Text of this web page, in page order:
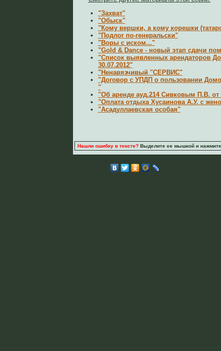
"Захват"
"Обыск"
"Кому вершки, а кому корешки
"Подлог по-генеральски"
"Воры с иском..."
"Gold & Dance - новый этап сдачи
"Список выявленных арендаторов
30.07.2012"
"Ненавязчивый "СЕРВИС"
"Договор c УПДП о пользовании
"
"Об аренде ауд.214 Сивковым П.В. от
"Оплата отдыха Хусаинова А.У. с
"Асадуллаевская особая"
Нашли ошибку в тексте?Выделите ее мышкой и нажмите